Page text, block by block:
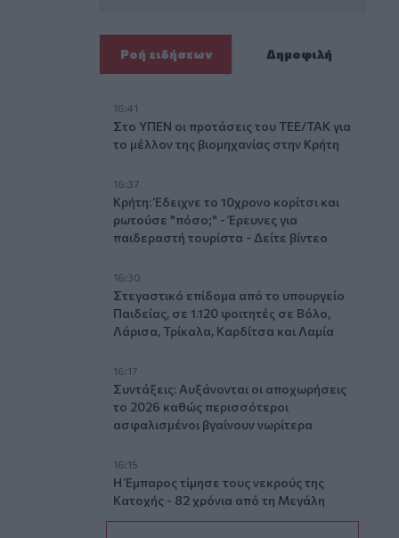
Ροή ειδήσεων Δημοφιλή
16:41
Στο ΥΠΕΝ οι προτάσεις του ΤΕΕ/ΤΑΚ για
το μέλλον της βιομηχανίας στην Κρήτη
16:37
Κρήτη: Έδειχνε το 10χρονο κορίτσι και
ρωτούσε "πόσο;" - Έρευνες για
παιδεραστή τουρίστα - Δείτε βίντεο
16:30
Στεγαστικό επίδομα από το υπουργείο
Παιδείας, σε 1.120 φοιτητές σε Βόλο,
Λάρισα, Τρίκαλα, Καρδίτσα και Λαμία
16:17
Συντάξεις: Αυξάνονται οι αποχωρήσεις
το 2026 καθώς περισσότεροι
ασφαλισμένοι βγαίνουν νωρίτερα
16:15
Η Έμπαρος τίμησε τους νεκρούς της
Κατοχής - 82 χρόνια από τη Μεγάλη
Κύκλωση